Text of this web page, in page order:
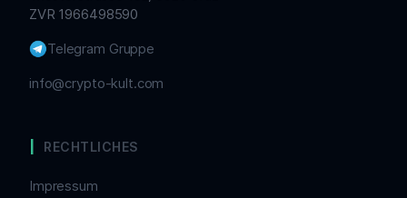
ZVR 1966498590
Telegram Gruppe
info@crypto-kult.com
RECHTLICHES
Impressum